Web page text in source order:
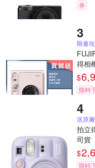
券
限量
得相
$
限時
送原
拍立
司貨
$
限時